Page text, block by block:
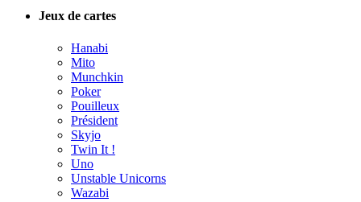
Jeux de cartes
Hanabi
Mito
Munchkin
Poker
Pouilleux
Président
Skyjo
Twin It !
Uno
Unstable Unicorns
Wazabi